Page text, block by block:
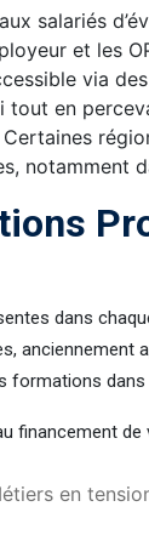
salariés
et les
via
en
Certaines
notamment
dans
anciennement
formations
financement
en